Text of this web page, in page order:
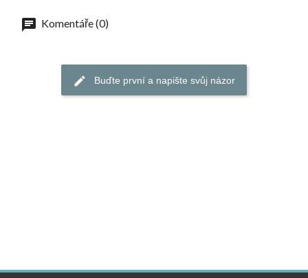
Komentáře (0)
Buďte první a napište svůj názor